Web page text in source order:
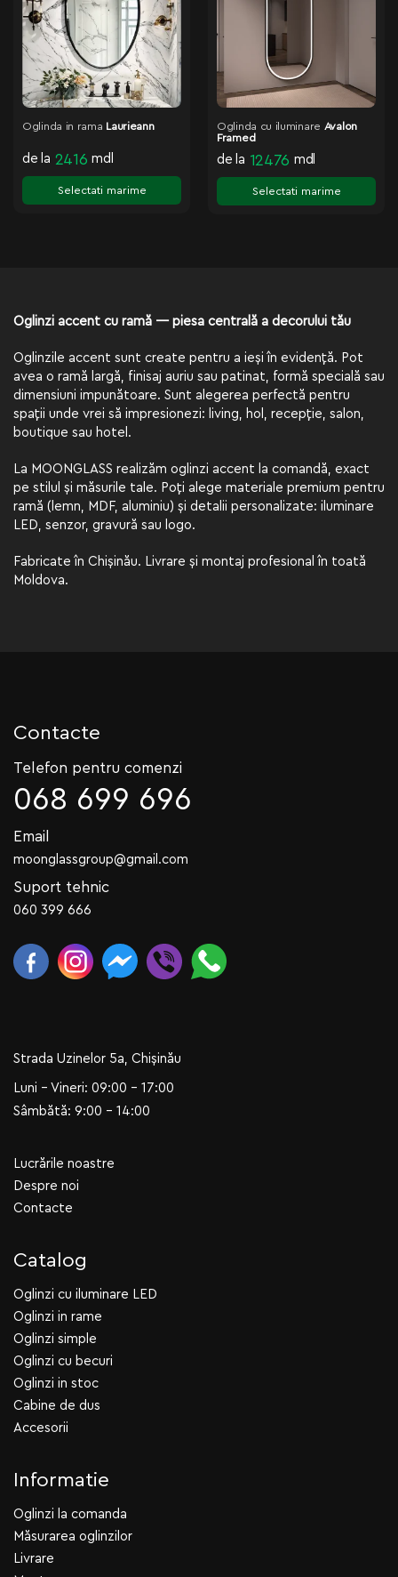
Oglinda in rama Laurieann
de la 2416 mdl
Selectati marime
Oglinda cu iluminare Avalon
Framed
de la 12476 mdl
Selectati marime
Oglinzi accent cu ramă — piesa centrală a decorului tău
Oglinzile accent sunt create pentru a ieși în evidență. Pot
avea o ramă largă, finisaj auriu sau patinat, formă specială sau
dimensiuni impunătoare. Sunt alegerea perfectă pentru
spații unde vrei să impresionezi: living, hol, recepție, salon,
boutique sau hotel.
La MOONGLASS realizăm oglinzi accent la comandă, exact
pe stilul și măsurile tale. Poți alege materiale premium pentru
ramă (lemn, MDF, aluminiu) și detalii personalizate: iluminare
LED, senzor, gravură sau logo.
Fabricate în Chișinău. Livrare și montaj profesional în toată
Moldova.
Contacte
Telefon pentru comenzi
068 699 696
Email
moonglassgroup@gmail.com
Suport tehnic
060 399 666
Strada Uzinelor 5a, Chișinău
Luni - Vineri: 09:00 - 17:00
Sâmbătă: 9:00 - 14:00
Lucrările noastre
Despre noi
Contacte
Catalog
Oglinzi cu iluminare LED
Oglinzi in rame
Oglinzi simple
Oglinzi cu becuri
Oglinzi in stoc
Cabine de dus
Accesorii
Informatie
Oglinzi la comanda
Măsurarea oglinzilor
Livrare